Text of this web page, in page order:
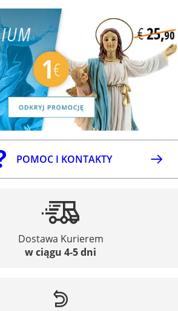
POMOC I KONTAKTY
Dostawa Kurierem
w ciągu 4-5 dni